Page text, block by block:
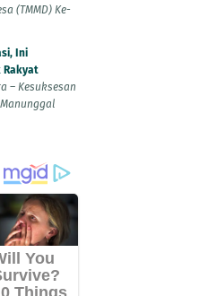
(TMMD) Ke-
Ini
Rakyat
– Kesuksesan